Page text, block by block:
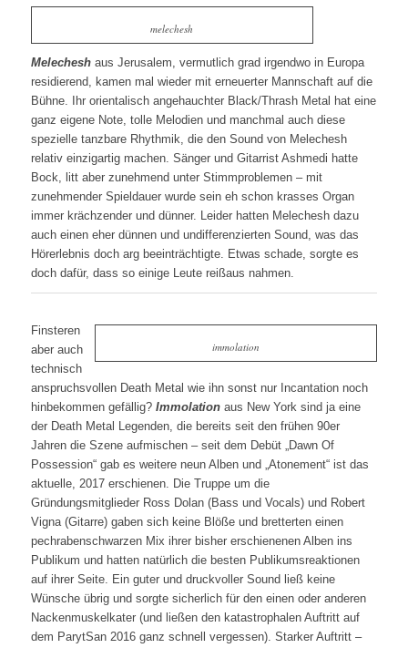
melechesh
Melecheshaus Jerusalem, vermutlich grad irgendwo in Europa
residierend, kamen mal wieder mit erneuerter Mannschaft auf die
Bühne. Ihr orientalisch angehauchter Black/Thrash Metal hat eine
ganz eigene Note, tolle Melodien und manchmal auch diese
spezielle tanzbare Rhythmik, die den Sound von Melechesh
relativ einzigartig machen. Sänger und Gitarrist Ashmedi hatte
Bock, litt aber zunehmend unter Stimmproblemen – mit
zunehmender Spieldauer wurde sein eh schon krasses Organ
immer krächzender und dünner. Leider hatten Melechesh dazu
auch einen eher dünnen und undifferenzierten Sound, was das
Hörerlebnis doch arg beeinträchtigte. Etwas schade, sorgte es
doch dafür, dass so einige Leute reißaus nahmen.
immolation
Finsteren
aber auch
technisch
anspruchsvollen Death Metal wie ihn sonst nur Incantation noch
hinbekommen gefällig? Immolationaus New York sind ja eine
der Death Metal Legenden, die bereits seit den frühen 90er
Jahren die Szene aufmischen – seit dem Debüt „Dawn Of
Possession“ gab es weitere neun Alben und „Atonement“ ist das
aktuelle, 2017 erschienen. Die Truppe um die
Gründungsmitglieder Ross Dolan (Bass und Vocals) und Robert
Vigna (Gitarre) gaben sich keine Blöße und bretterten einen
pechrabenschwarzen Mix ihrer bisher erschienenen Alben ins
Publikum und hatten natürlich die besten Publikumsreaktionen
auf ihrer Seite. Ein guter und druckvoller Sound ließ keine
Wünsche übrig und sorgte sicherlich für den einen oder anderen
Nackenmuskelkater (und ließen den katastrophalen Auftritt auf
dem ParytSan 2016 ganz schnell vergessen). Starker Auftritt –